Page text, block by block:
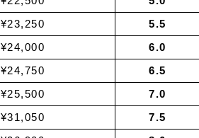
¥23,250 5.5
¥24,000 6.0
¥24,750 6.5
¥25,500 7.0
¥31,050 7.5